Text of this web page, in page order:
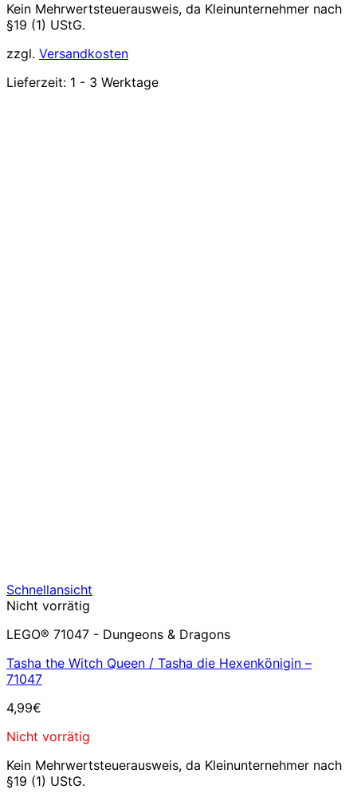
Kein Mehrwertsteuerausweis, da Kleinunternehmer nach
§19 (1) UStG.
zzgl. Versandkosten
Lieferzeit: 1 - 3 Werktage
Schnellansicht
Nicht vorrätig
LEGO® 71047 - Dungeons & Dragons
Tasha the Witch Queen / Tasha die Hexenkönigin –
71047
4,99€
Nicht vorrätig
Kein Mehrwertsteuerausweis, da Kleinunternehmer nach
§19 (1) UStG.